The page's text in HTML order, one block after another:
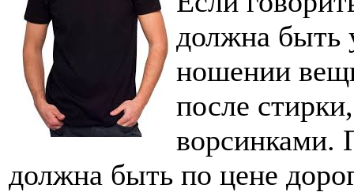
должна быть
ношении
после
ворсинками.
должна быть по цене